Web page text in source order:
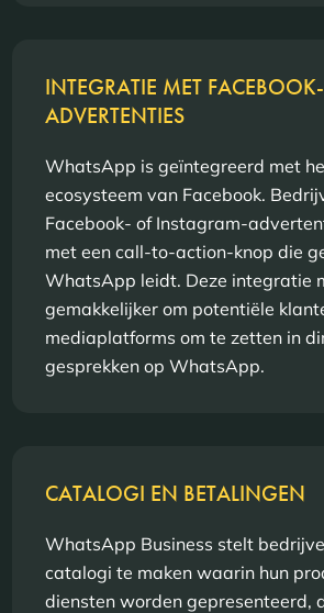
INTEGRATIE MET FACEBOOK-
ADVERTENTIES
WhatsApp is geïntegreerd met
ecosysteem van Facebook.
Facebook- of Instagram-
met een call-to-action-knop die
WhatsApp leidt. Deze integratie
gemakkelijker om potentiële
mediaplatforms om te zetten in
gesprekken op WhatsApp.
CATALOGI EN BETALINGEN
WhatsApp Business stelt
catalogi te maken waarin hun
diensten worden gepresenteerd,